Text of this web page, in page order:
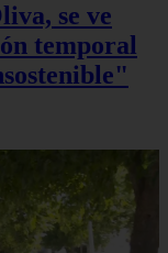
se ve
temporal